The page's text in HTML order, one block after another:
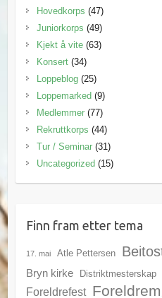
Hovedkorps (47)
Juniorkorps (49)
Kjekt å vite(63)
Konsert(34)
Loppeblog(25)
Loppemarked(9)
Medlemmer(77)
Rekruttkorps (44)
Tur / Seminar(31)
Uncategorized(15)
Finn fram etter tema
17. mai Atle Pettersen
Bryn kirke Distriktmesterskap
Foreldrefest